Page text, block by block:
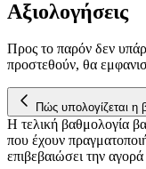
διεύθυνση IP σας,
στη συσκευή σας, με
διαφημίσεων και
διαφημίσεις και
μας και την ανάπτυξη
πληροφορίες
τοποθεσίας μας
δικτύωσης,
Αξιολογήσεις
Προς το παρόν δεν
προστεθούν, θα
Πώς υπολογίζεται η
Η τελική βαθμολογία
που έχουν
επιβεβαιώσει την αγορά